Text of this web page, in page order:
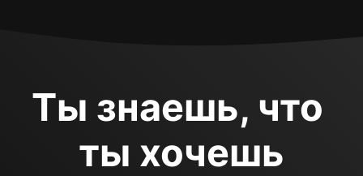
Ты знаешь, что
ты хочешь